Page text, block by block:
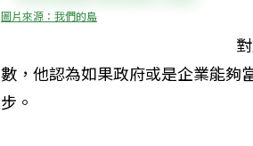
圖片來源：我們的島
數，他認為如果政府或是企業能夠
步。